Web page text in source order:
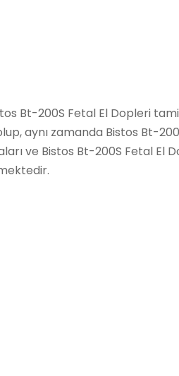
Bt-200S Fetal El Dopleri
aynı zamanda Bistos Bt-
ve Bistos Bt-200S Fetal El